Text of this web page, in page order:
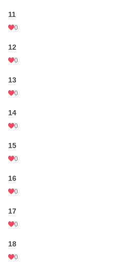
11
0
12
0
13
0
14
0
15
0
16
0
17
0
18
0